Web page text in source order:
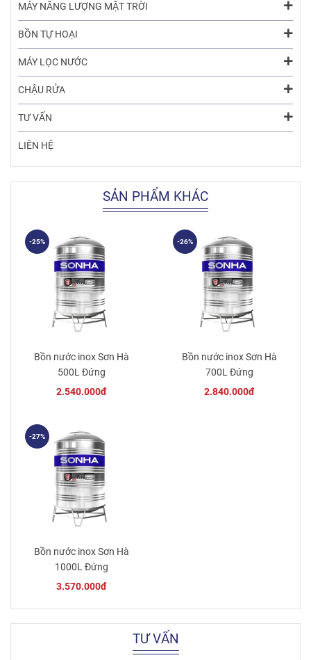
MÁY NĂNG LƯỢNG MẶT TRỜI
BỒN TỰ HOẠI
MÁY LỌC NƯỚC
CHẬU RỬA
TƯ VẤN
LIÊN HỆ
SẢN PHẨM KHÁC
Bồn nước inox Sơn Hà
500L Đứng
2.540.000đ
-25%
Bồn nước inox Sơn Hà
700L Đứng
2.840.000đ
-26%
Bồn nước inox Sơn Hà
1000L Đứng
3.570.000đ
-27%
TƯ VẤN